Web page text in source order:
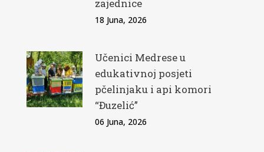
zajednice
18 Juna, 2026
Učenici Medrese u
edukativnoj posjeti
pčelinjaku i api komori
“Đuzelić”
06 Juna, 2026